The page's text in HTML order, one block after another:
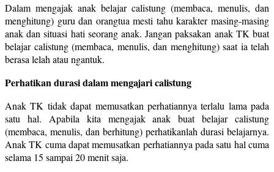
Dalam mengajak anak belajar calistung (membaca, menulis, dan
menghitung) guru dan orangtua mesti tahu karakter masing-masing
anak dan situasi hati seorang anak. Jangan paksakan anak TK buat
belajar calistung (membaca, menulis, dan menghitung) saat ia telah
berasa lelah atau ngantuk.
Perhatikan durasi dalam mengajari calistung
Anak TK tidak dapat memusatkan perhatiannya terlalu lama pada
satu hal. Apabila kita mengajak anak buat belajar calistung
(membaca, menulis, dan berhitung) perhatikanlah durasi belajarnya.
Anak TK cuma dapat memusatkan perhatiannya pada satu hal cuma
selama 15 sampai 20 menit saja.